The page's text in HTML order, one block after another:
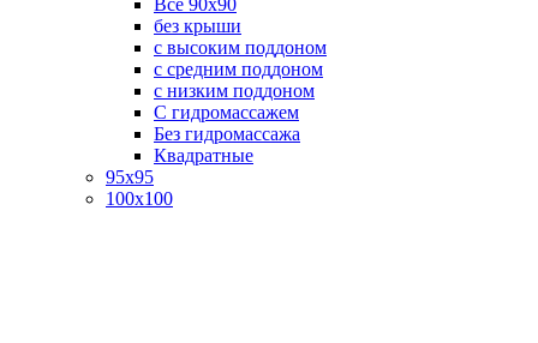
Все 90х90
без крыши
с высоким поддоном
с средним поддоном
с низким поддоном
С гидромассажем
Без гидромассажа
Квадратные
95х95
100х100